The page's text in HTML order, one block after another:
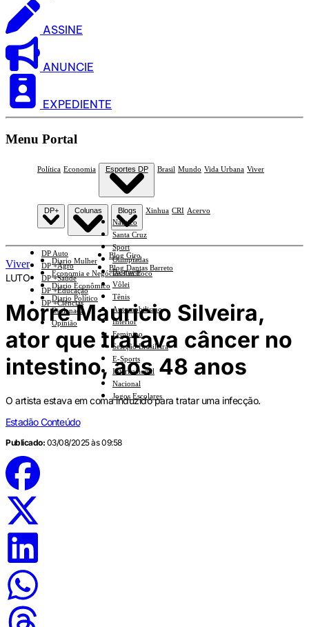
ASSINE
ANUNCIE
EXPEDIENTE
Menu Portal
Política Economia Esportes DP
Náutico
Santa Cruz
Sport
Olimpíadas
Basquete
Vôlei
Tênis
Automobilismo
Interior
Feminino
Seleção Brasileira
E-Sports
Internacional
Nacional
Jogos Escolares
Brasil Mundo Vida Urbana Viver
DP+
DP Auto
DP +Agro
DP +Saúde
DP +Educação
DP +Ciências
Colunas
Diario Mulher
Economia e Negócios Em Foco
Diario Econômico
Diario Político
Esplanada
Opinião
Blogs
Blog Giro
Blog Dantas Barreto
Xinhua CRI Acervo
Viver
LUTO
Morre Mauricio Silveira,
ator que tratava câncer no
intestino, aos 48 anos
O artista estava em coma induzido para tratar uma infecção.
Estadão Conteúdo
Publicado: 03/08/2025 às 09:58